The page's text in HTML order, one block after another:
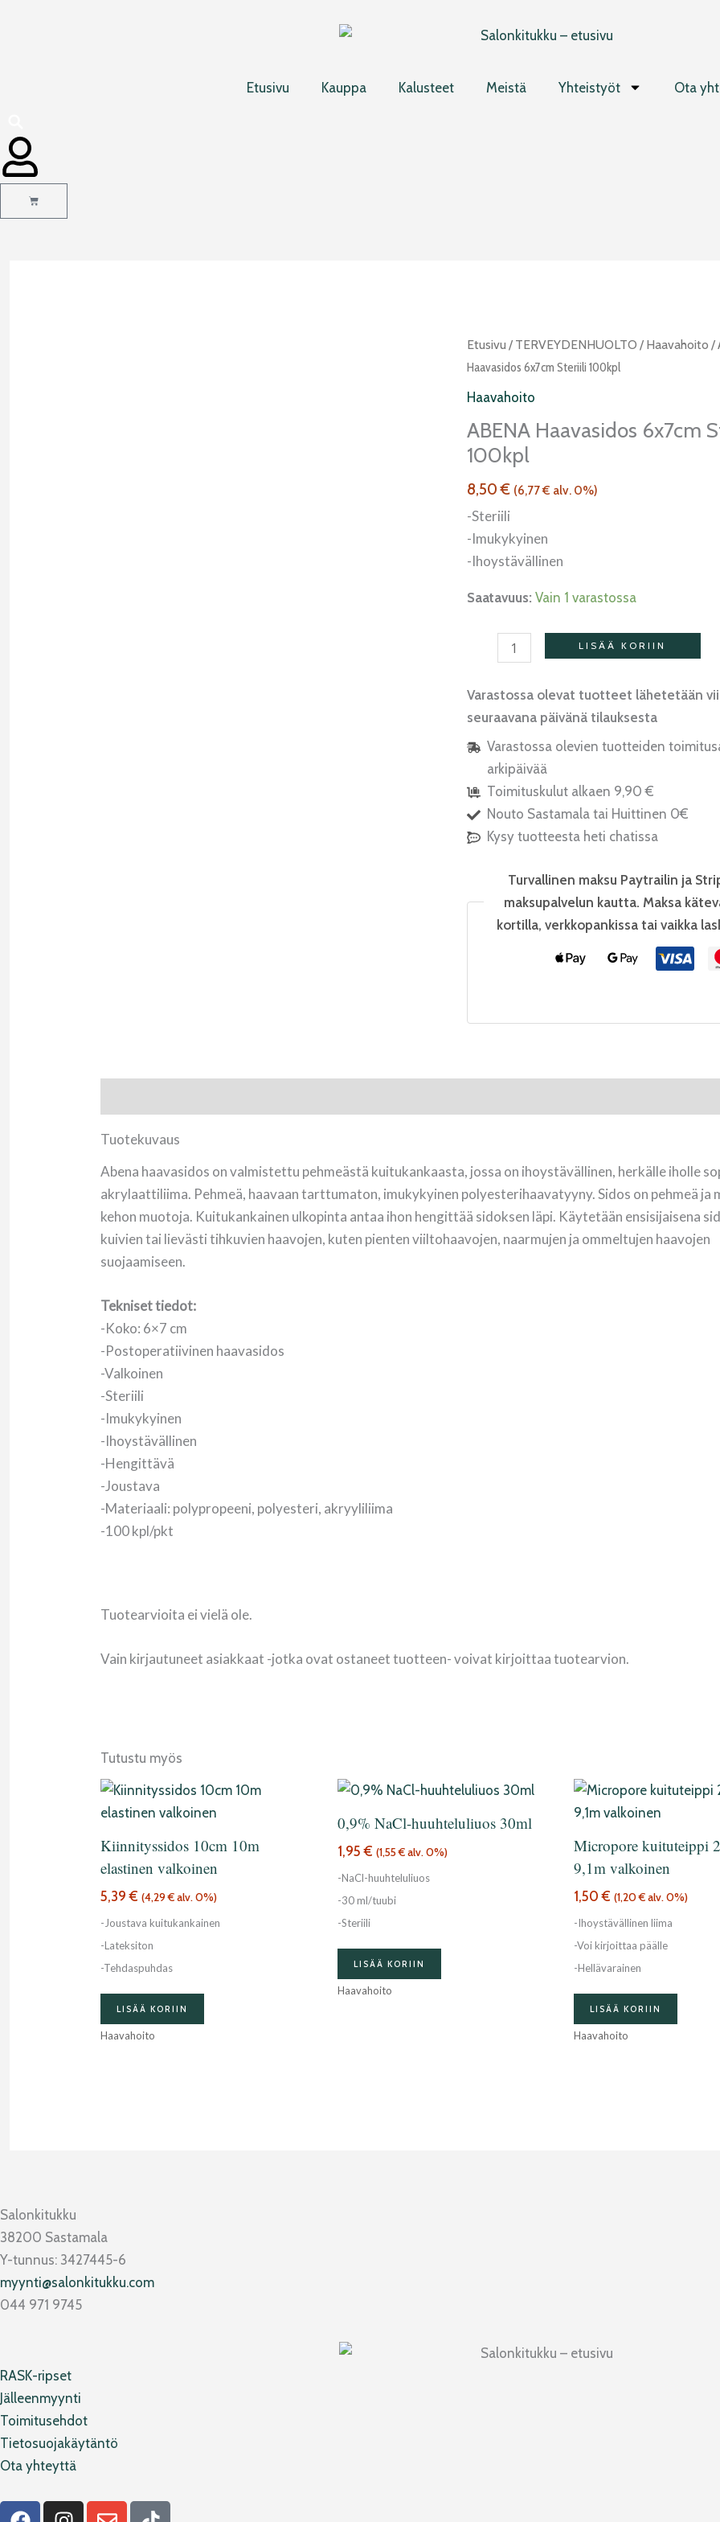
Etusivu Kauppa Kalusteet Meistä Yhteistyöt Ota
Cart
Etusivu / TERVEYDENHUOLTO / Haavahoito /
Haavasidos 6x7cm Steriili 100kpl
Haavahoito
ABENA Haavasidos 6x7cm
100kpl
8,50€ (6,77€ alv. 0%)
-Steriili
-Imukykyinen
-Ihoystävällinen
Saatavuus: Vain 1 varastossa
ABENA
haavasidos
6x7cm
100kpl
määrä
LISÄÄ KORIIN
Varastossa olevat tuotteet lähetetään
seuraavana päivänä tilauksesta
Varastossa olevien tuotteiden
arkipäivää
Toimituskulut alkaen 9,90 €
Nouto Sastamala tai Huittinen 0€
Kysy tuotteesta heti chatissa
Turvallinen maksu Paytrailin ja
maksupalvelun kautta. Maksa
kortilla, verkkopankissa tai vaikka
Tuotekuvaus
Abena haavasidos on valmistettu pehmeästä kuitukankaasta, jossa on ihoystävällinen, herkälle iholle
akrylaattiliima. Pehmeä, haavaan tarttumaton, imukykyinen polyesterihaavatyyny. Sidos on pehmeä ja
kehon muotoja. Kuitukankainen ulkopinta antaa ihon hengittää sidoksen läpi. Käytetään ensisijaisena
kuivien tai lievästi tihkuvien haavojen, kuten pienten viiltohaavojen, naarmujen ja ommeltujen haavojen
suojaamiseen.
Tekniset tiedot:
-Koko: 6×7 cm
-Postoperatiivinen haavasidos
-Valkoinen
-Steriili
-Imukykyinen
-Ihoystävällinen
-Hengittävä
-Joustava
-Materiaali: polypropeeni, polyesteri, akryyliliima
-100 kpl/pkt
Tuotearvioita ei vielä ole.
Vain kirjautuneet asiakkaat -jotka ovat ostaneet tuotteen- voivat kirjoittaa tuotearvion.
Tutustu myös
Kiinnityssidos 10cm 10m
elastinen valkoinen
5,39€ (4,29€alv. 0%)
-Joustava kuitukankainen
-Lateksiton
-Tehdaspuhdas
LISÄÄ KORIIN
Haavahoito
0,9% NaCl-huuhteluliuos 30ml
1,95€ (1,55€alv. 0%)
-NaCl-huuhteluliuos
-30 ml/tuubi
-Steriili
LISÄÄ KORIIN
Haavahoito
Micropore kuituteippi
9,1m valkoinen
1,50€ (1,20€alv. 0%)
-Ihoystävällinen liima
-Voi kirjoittaa päälle
-Hellävarainen
LISÄÄ KORIIN
Haavahoito
Salonkitukku
38200 Sastamala
Y-tunnus: 3427445-6
myynti@salonkitukku.com
044 971 9745
RASK-ripset
Jälleenmyynti
Toimitusehdot
Tietosuojakäytäntö
Ota yhteyttä
F
I
E
T